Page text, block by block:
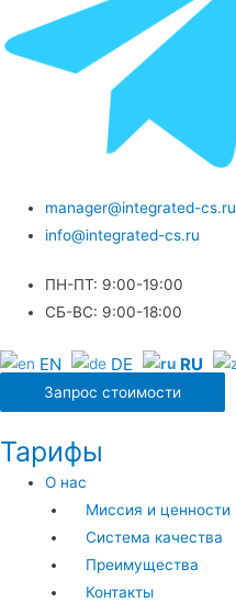
manager@integrated-cs.ru
info@integrated-cs.ru
ПН-ПТ: 9:00-19:00
СБ-ВС: 9:00-18:00
EN DE RU
Запрос стоимости
Тарифы
О нас
Миссия и ценности
Система качества
Преимущества
Контакты